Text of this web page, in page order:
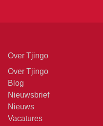
Over Tjingo
Over Tjingo
Blog
Nieuwsbrief
Nieuws
Vacatures